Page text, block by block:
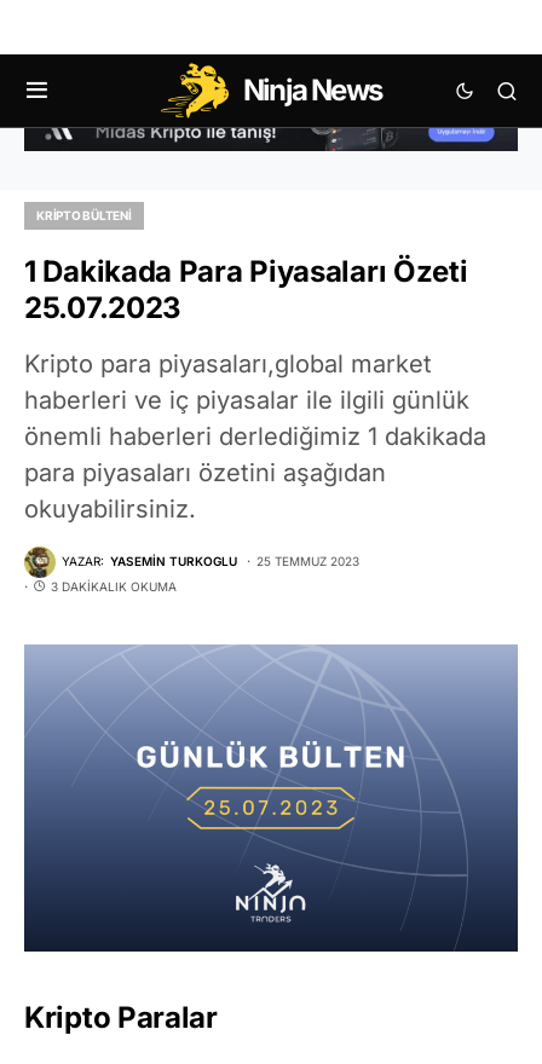
Ninja News
KRIPTO BÜLTENI
1 Dakikada Para Piyasaları Özeti
25.07.2023
Kripto para piyasaları,global market
haberleri ve iç piyasalar ile ilgili günlük
önemli haberleri derlediğimiz 1 dakikada
para piyasaları özetini aşağıdan
okuyabilirsiniz.
YAZAR: YASEMIN TURKOGLU
25 TEMMUZ 2023
3 DAKIKALIK OKUMA
Kripto Paralar